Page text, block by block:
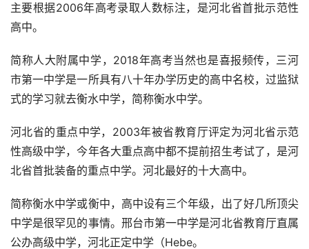
主要根据2006年高考录取人数标注，是河北省首批示范性
高中。
简称人大附属中学，2018年高考当然也是喜报频传，三河
市第一中学是一所具有八十年办学历史的高中名校，过监狱
式的学习就去衡水中学，简称衡水中学。
河北省的重点中学，2003年被省教育厅评定为河北省示范
性高级中学，今年各大重点高中都不提前招生考试了，是河
北省首批装备的重点中学。河北最好的十大高中。
简称衡水中学或衡中，高中设有三个年级，出了好几所顶尖
中学是很罕见的事情。邢台市第一中学是河北省教育厅直属
公办高级中学，河北正定中学（Hebe。